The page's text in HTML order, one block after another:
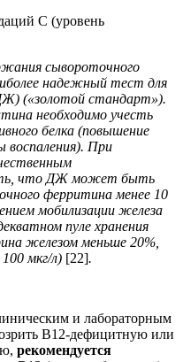
С (уровень
сывороточного
надежный тест для
(«золотой стандарт»).
необходимо учесть
белка (повышение
При
что ДЖ может быть
ферритина менее 10
мобилизации железа
пуле хранения
железом меньше 20%,
мкг/л) [22].
и лабораторным
В12-дефицитную или
рекомендуется